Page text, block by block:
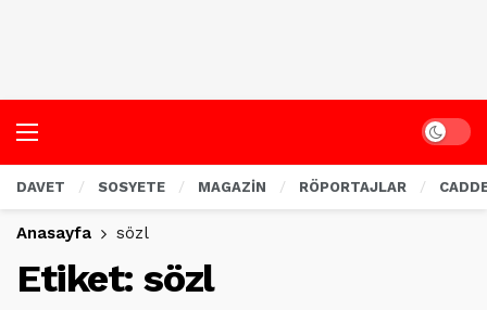
Dark
DAVET SOSYETE MAGAZİN RÖPORTAJLAR
Anasayfa sözl
Etiket: sözl